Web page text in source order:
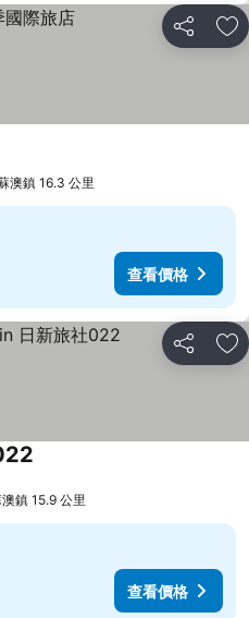
分享 加
格
澳鎮 16.3 公里
查看價格
分享 加
格
鎮 15.9 公里
查看價格